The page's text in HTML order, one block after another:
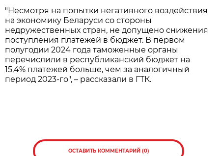
"Несмотря на попытки негативного воздействия
на экономику Беларуси со стороны
недружественных стран, не допущено снижения
поступления платежей в бюджет. В первом
полугодии 2024 года таможенные органы
перечислили в республиканский бюджет на
15,4% платежей больше, чем за аналогичный
период 2023-го", – рассказали в ГТК.
ОСТАВИТЬ КОММЕНТАРИЙ (0)